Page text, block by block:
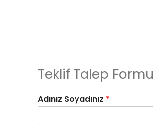
Teklif Talep Formu
Adınız Soyadınız *